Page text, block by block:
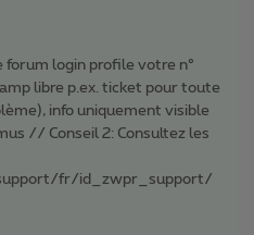
forum login profile votre n°
libre p.ex. ticket pour toute
info uniquement visible
// Conseil 2: Consultez les
fr/id_zwpr_support/